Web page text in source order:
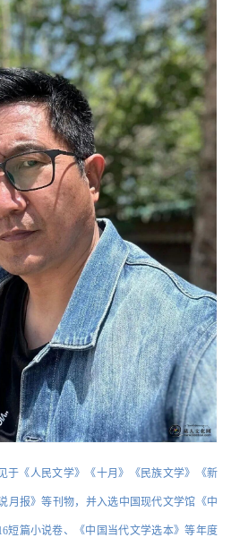
于《人民文学》《十月》《民族文学》《新
月报》等刊物，并入选中国现代文学馆《中
短篇小说卷、《中国当代文学选本》等年度